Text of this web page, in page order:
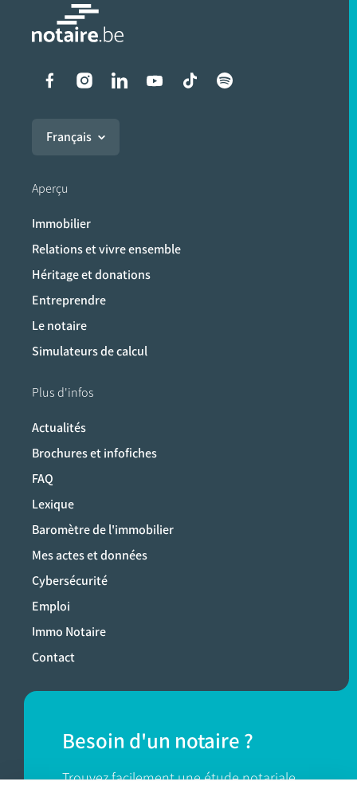
Liens vers les réseaux
Français
Aperçu
Immobilier
Relations et vivre ensemble
Héritage et donations
Entreprendre
Le notaire
Simulateurs de calcul
Plus d'infos
Actualités
Brochures et infofiches
FAQ
Lexique
Baromètre de l'immobilier
Mes actes et données
Cybersécurité
Emploi
Immo Notaire
Contact
Besoin d'un notaire ?
Trouvez facilement une étude notariale